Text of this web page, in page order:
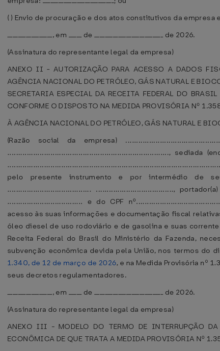
( ) Envio de procuração e dos atos constitutivos da empresa
_________________, em _____ de __________________________ de 2026.
(Assinatura do representante legal da empresa)
ANEXO II - AUTORIZAÇÃO PARA ACESSO A DADOS
AGÊNCIA NACIONAL DO PETRÓLEO, GÁS NATURAL E
SECRETARIA ESPECIAL DA RECEITA FEDERAL DO
CONFORME O DISPOSTO NA MEDIDA PROVISÓRIA Nº
À AGÊNCIA NACIONAL DO PETRÓLEO, GÁS NATURAL E
(Razão social da empresa)
..........................................................................., sediada
pelo presente instrumento e por intermédio de
....................................... ....................................,
................................... e do CPF
acesso às suas informações e documentação fiscal
óleo diesel de uso rodoviário e de gasolina e suas
Receita Federal do Brasil do Ministério da Fazenda,
subvenção econômica devida pela União, nos termos do
1.340, de 12 de março de 2026, e na Medida Provisória nº
seus decretos regulamentadores.
_________________, em _____ de __________________________ de 2026.
(Assinatura do representante legal da empresa)
ANEXO III - MODELO DO TERMO DE INTERRUPÇÃO
ECONÔMICA DE QUE TRATA A MEDIDA PROVISÓRIA Nº